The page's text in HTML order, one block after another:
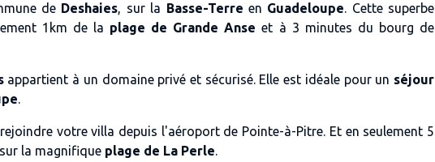
de Deshaies, sur la Basse-Terre en Guadeloupe. Cette superbe
1km de la plage de Grande Anse et à 3 minutes du bourg de
appartient à un domaine privé et sécurisé. Elle est idéale pour un séjour
.
votre villa depuis l'aéroport de Pointe-à-Pitre. Et en seulement 5
la magnifique plage de La Perle.